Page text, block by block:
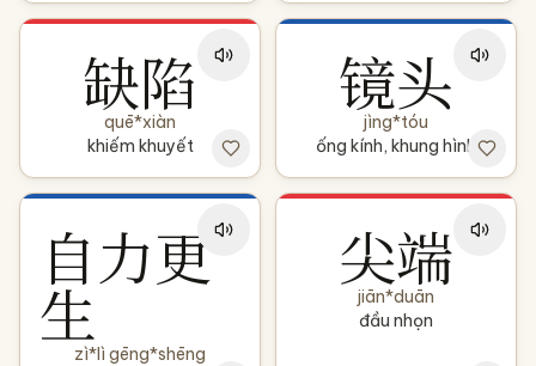
缺陷
quē*xiàn
khiếm khuyết
镜头
jìng*tóu
ống kính, khung hình
自力更
生zì*lì gēng*shēng
尖端
jiān*duān
đầu nhọn